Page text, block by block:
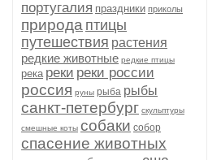
португалия праздники приколы
природа птицы
путешествия растения
редкие животные редкие птицы
река реки реки россии
россия руны рыба рыбы
санкт-петербург скульптуры
смешные коты собаки собор
спасение животных